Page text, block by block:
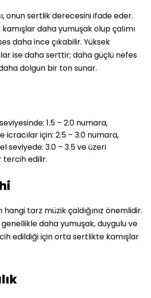
onun sertlik derecesini ifade eder.
daha yumuşak olup çalımı
daha ince çıkabilir. Yüksek
ise daha serttir; daha güçlü nefes
dolgun bir ton sunar.
1.5 – 2.0 numara,
icracılar için: 2.5 – 3.0 numara,
seviyede: 3.0 – 3.5 ve üzeri
tercih edilir.
hangi tarz müzik çaldığınız önemlidir.
daha yumuşak, duygulu ve
edildiği için orta sertlikte kamışlar